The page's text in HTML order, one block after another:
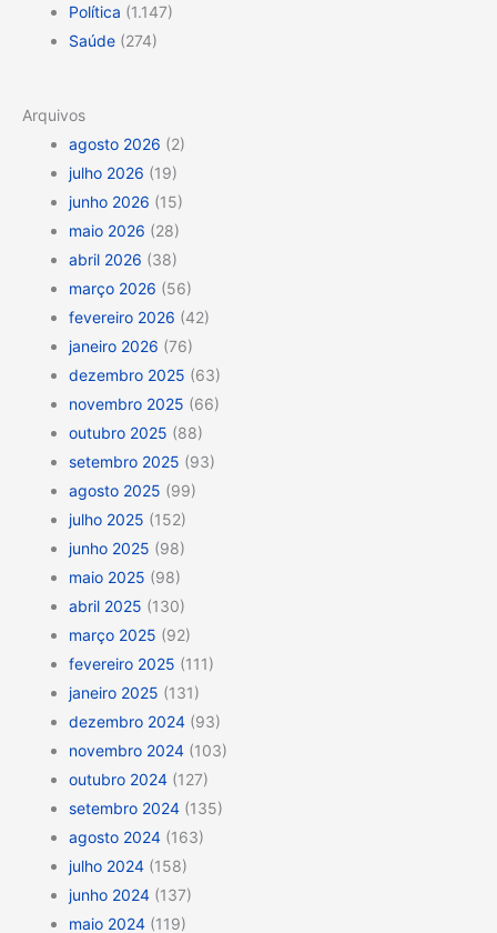
Política (1.147)
Saúde (274)
Arquivos
agosto 2026 (2)
julho 2026 (19)
junho 2026 (15)
maio 2026 (28)
abril 2026 (38)
março 2026 (56)
fevereiro 2026 (42)
janeiro 2026 (76)
dezembro 2025 (63)
novembro 2025 (66)
outubro 2025 (88)
setembro 2025 (93)
agosto 2025 (99)
julho 2025 (152)
junho 2025 (98)
maio 2025 (98)
abril 2025 (130)
março 2025 (92)
fevereiro 2025 (111)
janeiro 2025 (131)
dezembro 2024 (93)
novembro 2024 (103)
outubro 2024 (127)
setembro 2024 (135)
agosto 2024 (163)
julho 2024 (158)
junho 2024 (137)
maio 2024 (119)